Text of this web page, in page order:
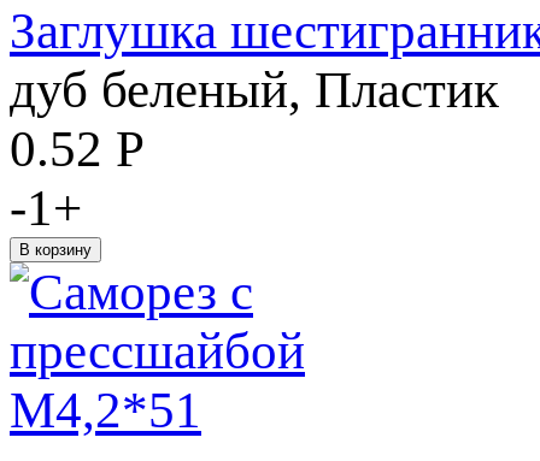
Заглушка
дуб беленый, Пластик
0.52 Р
-1+